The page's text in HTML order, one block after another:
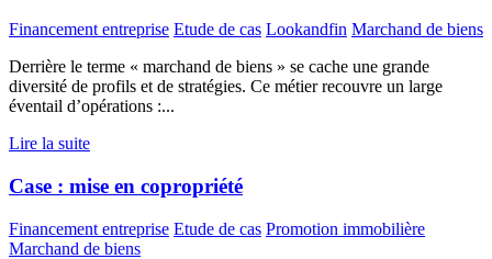
Financement entreprise Etude de cas Lookandfin Marchand de biens
Derrière le terme « marchand de biens » se cache une grande
diversité de profils et de stratégies. Ce métier recouvre un large
éventail d’opérations :...
Lire la suite
Case : mise en copropriété
Financement entreprise Etude de cas Promotion immobilière
Marchand de biens